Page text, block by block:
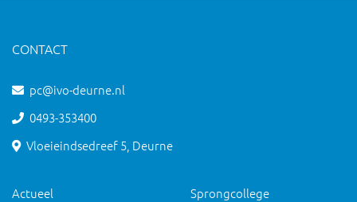
CONTACT
pc@ivo-deurne.nl
0493-353400
Vloeieindsedreef 5, Deurne
Actueel
Sprongcollege